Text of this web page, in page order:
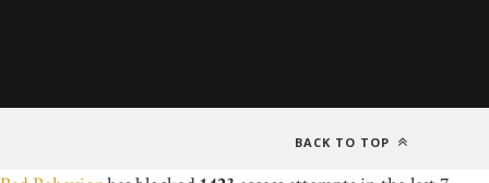
BACK TO TOP